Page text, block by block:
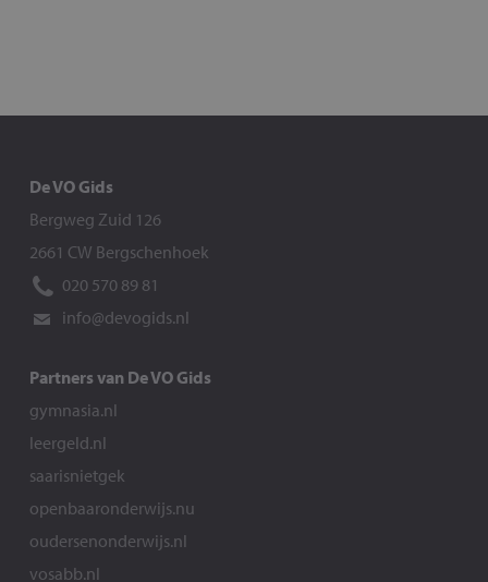
De VO Gids
Bergweg Zuid 126
2661 CW Bergschenhoek
020 570 89 81
info@devogids.nl
Partners van De VO Gids
gymnasia.nl
leergeld.nl
saarisnietgek
openbaaronderwijs.nu
oudersenonderwijs.nl
vosabb.nl